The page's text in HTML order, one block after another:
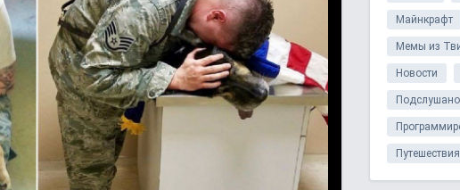
Майнкрафт
Мемы из
Новости
Подслушано
Путешествия